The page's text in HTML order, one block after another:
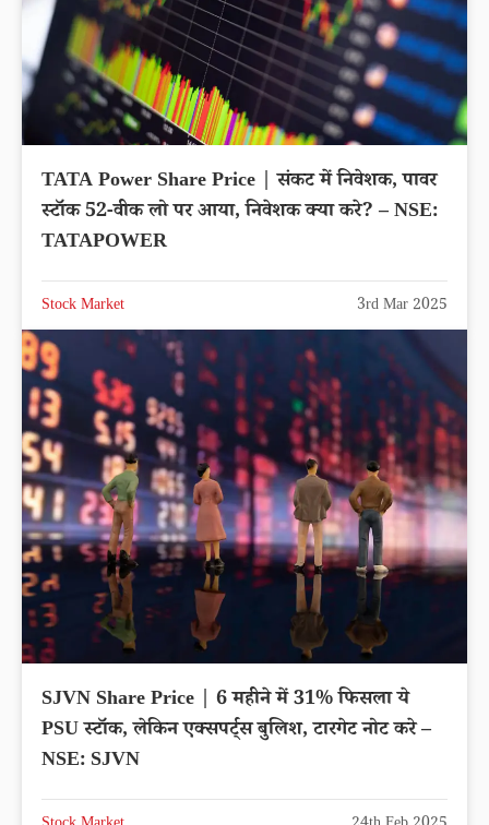
TATA Power Share Price | संकट में निवेशक, पावर
स्टॉक 52-वीक लो पर आया, निवेशक क्या करे? – NSE:
TATAPOWER
Stock Market 3rd Mar 2025
SJVN Share Price | 6 महीने में 31% फिसला ये
PSU स्टॉक, लेकिन एक्सपर्ट्स बुलिश, टारगेट नोट करे –
NSE: SJVN